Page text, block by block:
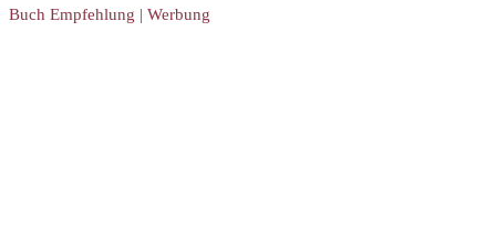
Buch Empfehlung | Werbung